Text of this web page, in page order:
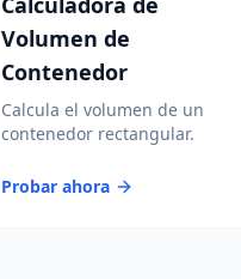
Volumen de
Contenedor
Calcula el volumen de un
contenedor rectangular.
Probar ahora